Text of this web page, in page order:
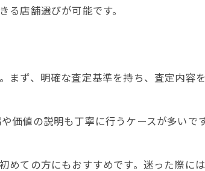
店舗選びが可能です。
まず、明確な査定基準を持ち、査定内容
価値の説明も丁寧に行うケースが多いで
めての方にもおすすめです。迷った際に